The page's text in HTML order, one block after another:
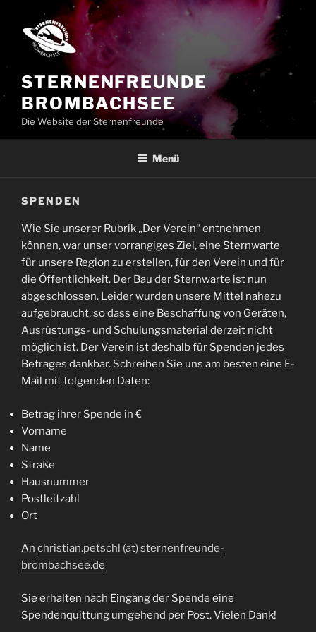
Inhalt
springen
STERNENFREUNDE
BROMBACHSEE
Die Website der Sternenfreunde
Menü
SPENDEN
Wie Sie unserer Rubrik „Der Verein“ entnehmen
können, war unser vorrangiges Ziel, eine Sternwarte
für unsere Region zu erstellen, für den Verein und für
die Öffentlichkeit. Der Bau der Sternwarte ist nun
abgeschlossen. Leider wurden unsere Mittel nahezu
aufgebraucht, so dass eine Beschaffung von Geräten,
Ausrüstungs- und Schulungsmaterial derzeit nicht
möglich ist. Der Verein ist deshalb für Spenden jedes
Betrages dankbar. Schreiben Sie uns am besten eine E-
Mail mit folgenden Daten:
Betrag ihrer Spende in €
Vorname
Name
Straße
Hausnummer
Postleitzahl
Ort
An christian.petschl (at) sternenfreunde-
brombachsee.de
Sie erhalten nach Eingang der Spende eine
Spendenquittung umgehend per Post. Vielen Dank!